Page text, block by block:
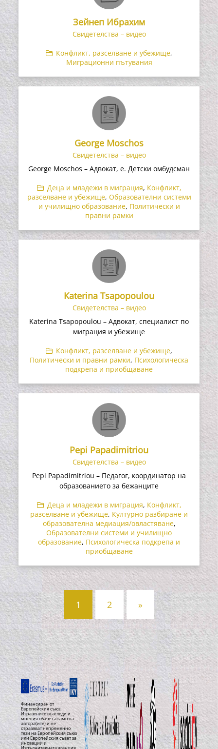
Зейнеп Ибрахим
Свидетелства – видео
Конфликт, разселване и убежище,
Миграционни пътувания
George Moschos
Свидетелства – видео
George Moschos – Адвокат, е. Детски омбудсман
Деца и младежи в миграция, Конфликт,
разселване и убежище, Образователни системи
и училищно образование, Политически и
правни рамки
Katerina Tsapopoulou
Свидетелства – видео
Katerina Tsapopoulou – Адвокат, специалист по
миграция и убежище
Конфликт, разселване и убежище,
Политически и правни рамки, Психологическа
подкрепа и приобщаване
Pepi Papadimitriou
Свидетелства – видео
Pepi Papadimitriou – Педагог, координатор на
образованието за бежанците
Деца и младежи в миграция, Конфликт,
разселване и убежище, Културно разбиране и
образователна медиация/овластяване,
Образователни системи и училищно
образование, Психологическа подкрепа и
приобщаване
Posts
navigation
1 2 »
Финансиран от
Европейския съюз.
Изразените възгледи и
мнения обаче са само на
автора(ите) и не
отразяват непременно
тези на Европейския съюз
или Европейския съвет за
иновации и